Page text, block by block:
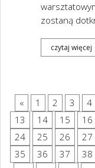
zostaną
czytaj więcej
« 1 2 3 4
13
14 15 16
24
25 26 27
35
36 37 38